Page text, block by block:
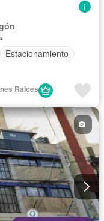
Estacionamiento
Raices